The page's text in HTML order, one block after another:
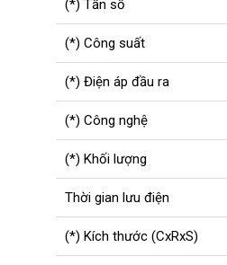
(*) Tần số
(*) Công suất
(*) Điện áp đầu ra
(*) Công nghệ
(*) Khối lượng
Thời gian lưu điện
(*) Kích thước (CxRxS)